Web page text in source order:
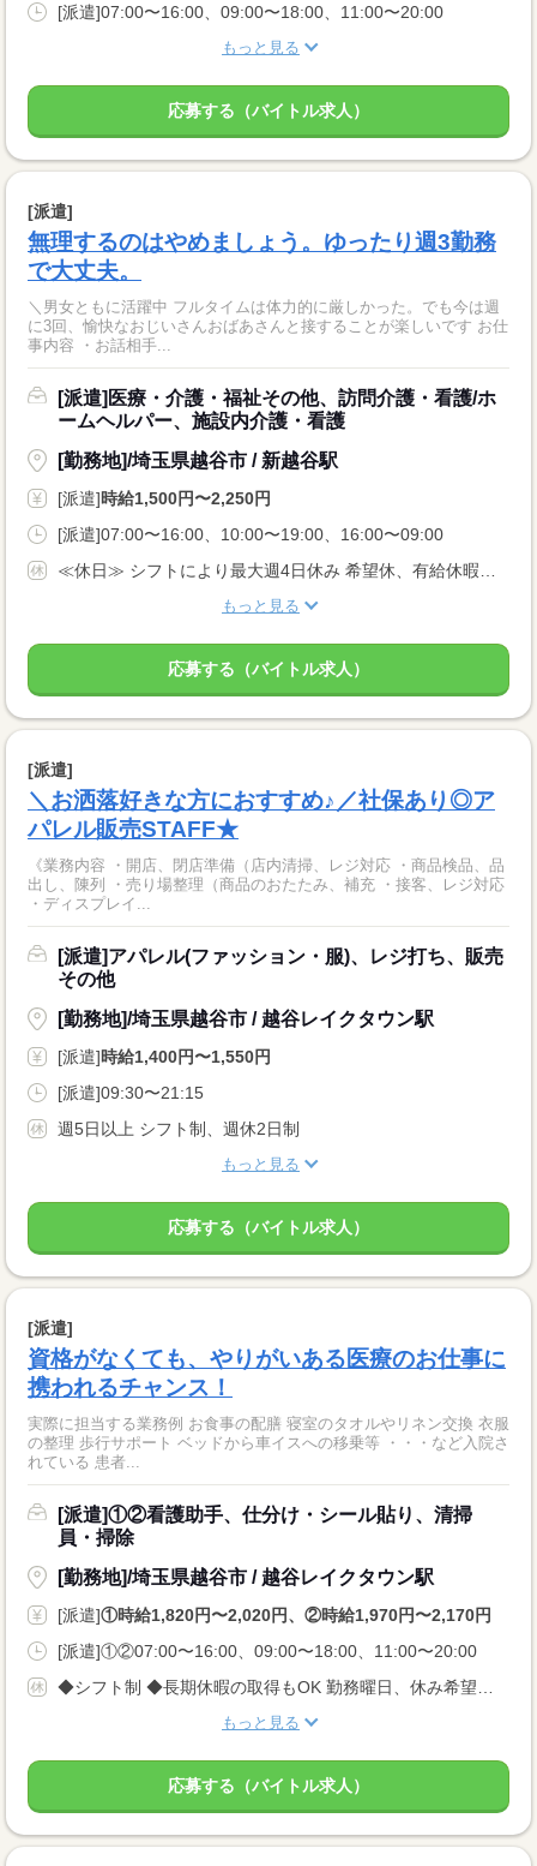
[派遣]07:00〜16:00、09:00〜18:00、11:00〜20:00
もっと見る
応募する（バイトル求人）
[派遣]
無理するのはやめましょう。ゆったり週3勤務
で大丈夫。
＼男女ともに活躍中 フルタイムは体力的に厳しかった。でも今は週
に3回、愉快なおじいさんおばあさんと接することが楽しいです お仕
事内容 ・お話相手...
[派遣]医療・介護・福祉その他、訪問介護・看護/ホ
ームヘルパー、施設内介護・看護
[勤務地]/埼玉県越谷市 / 新越谷駅
[派遣]時給1,500円〜2,250円
[派遣]07:00〜16:00、10:00〜19:00、16:00〜09:00
もっと見る
応募する（バイトル求人）
[派遣]
＼お洒落好きな方におすすめ♪／社保あり◎ア
パレル販売STAFF★
《業務内容 ・開店、閉店準備（店内清掃、レジ対応 ・商品検品、品
出し、陳列 ・売り場整理（商品のおたたみ、補充 ・接客、レジ対応
・ディスプレイ...
[派遣]アパレル(ファッション・服)、レジ打ち、販売
その他
[勤務地]/埼玉県越谷市 / 越谷レイクタウン駅
[派遣]時給1,400円〜1,550円
[派遣]09:30〜21:15
週5日以上 シフト制、週休2日制
もっと見る
応募する（バイトル求人）
[派遣]
資格がなくても、やりがいある医療のお仕事に
携われるチャンス！
実際に担当する業務例 お食事の配膳 寝室のタオルやリネン交換 衣服
の整理 歩行サポート ベッドから車イスへの移乗等 ・・・など入院さ
れている 患者...
[派遣]①②看護助手、仕分け・シール貼り、清掃
員・掃除
[勤務地]/埼玉県越谷市 / 越谷レイクタウン駅
[派遣]①時給1,820円〜2,020円、②時給1,970円〜2,170円
[派遣]①②07:00〜16:00、09:00〜18:00、11:00〜20:00
もっと見る
応募する（バイトル求人）